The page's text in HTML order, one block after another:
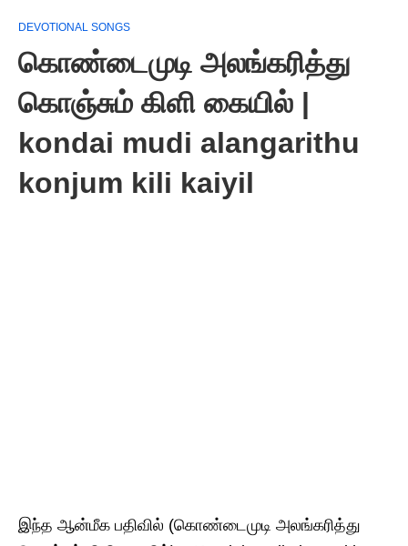
DEVOTIONAL SONGS
கொண்டைமுடி அலங்கரித்து
கொஞ்சும் கிளி கையில் |
kondai mudi alangarithu
konjum kili kaiyil
இந்த ஆன்மீக பதிவில் (கொண்டைமுடி அலங்கரித்து